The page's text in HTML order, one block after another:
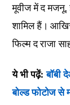
मूवीज में द मजनू,
शामिल हैं।
फिल्म द राजा
ये भी पढ़ें:बॉबी
बोल्ड फोटोज से